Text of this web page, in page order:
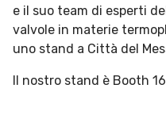
e il suo team di esperti
valvole in materie
uno stand a Città del
Il nostro stand è Booth